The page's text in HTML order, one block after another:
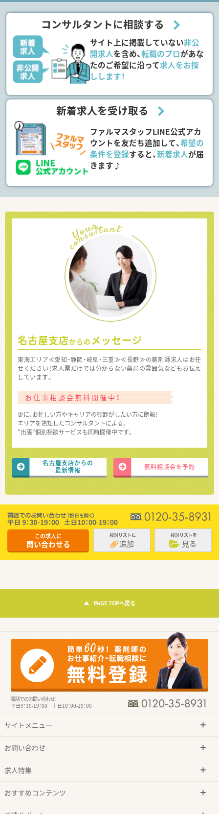
コンサルタントに相談する
サイト上に掲載していない非公
開求人を含め、転職のプロがあな
たのご希望に沿って求人をお探
しします！
新着求人を受け取る
ファルマスタッフLINE公式アカ
ウントを友だち追加して、希望の
条件を登録すると、新着求人が届
きます♪
名古屋支店からの メッセージ
東海エリア≪愛知・静岡・岐阜・三重≫≪長野≫の薬剤師求人はお任
せください！求人票だけでは分からない薬局の雰囲気などもお伝え
しています。
お仕事相談会無料開催中！
更に、お忙しい方やキャリアの棚卸がしたい方に朗報!
エリアを熟知したコンサルタントによる、
“出張”個別相談サービスも同時開催中です。
名古屋支店からの
最新情報
無料相談会を予約
この求人に
問い合わせる
検討リストに
追加
検討リストを
見る
PAGE TOPへ戻る
電話でのお問い合わせ：
平日9：30-19：00 土日10：00-19：00
サイトメニュー
お問い合わせ
求人特集
おすすめコンテンツ